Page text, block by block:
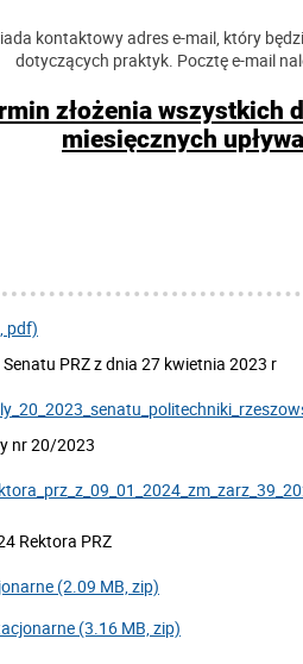
kontaktowy adres e-mail, który
dotyczących praktyk. Pocztę e-mail
złożenia wszystkich
miesięcznych
pdf)
PRZ z dnia 27 kwietnia 2023 r
nr 20/2023
Rektora PRZ
(2.09 MB, zip)
(3.16 MB, zip)